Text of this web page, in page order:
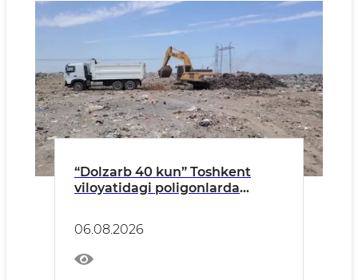
“Dolzarb 40 kun” Toshkent
viloyatidagi poligonlarda
06.08.2026